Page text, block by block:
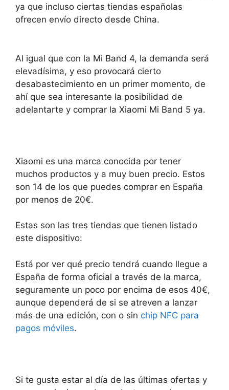
ya que incluso ciertas tiendas españolas
ofrecen envío directo desde China.
Al igual que con la Mi Band 4, la demanda será
elevadísima, y eso provocará cierto
desabastecimiento en un primer momento, de
ahí que sea interesante la posibilidad de
adelantarte y comprar la Xiaomi Mi Band 5 ya.
Xiaomi es una marca conocida por tener
muchos productos y a muy buen precio. Estos
son 14 de los que puedes comprar en España
por menos de 20€.
Estas son las tres tiendas que tienen listado
este dispositivo:
Está por ver qué precio tendrá cuando llegue a
España de forma oficial a través de la marca,
seguramente un poco por encima de esos 40€,
aunque dependerá de si se atreven a lanzar
más de una edición, con o sin chip NFC para
pagos móviles.
Si te gusta estar al día de las últimas ofertas y